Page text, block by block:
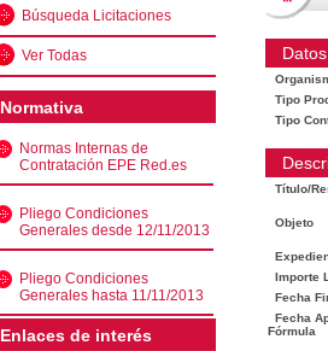
Búsqueda Licitaciones
Ver Todas
Normativa
Normas Internas de
Contratación EPE Red.es
Pliego Condiciones
Generales desde 12/11/2013
Pliego Condiciones
Generales hasta 11/11/2013
Enlaces de interés
Tipo
Tipo
Título/
Objeto
Importe
Fecha
Fecha
Fórmula